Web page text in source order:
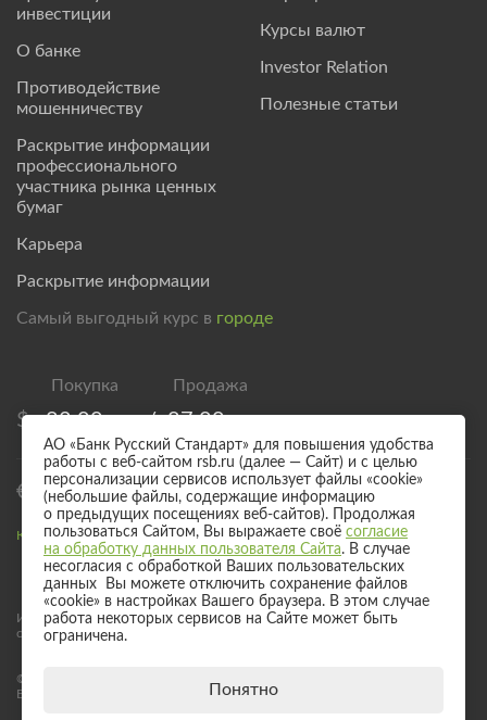
инвестиции
О банке
Противодействие
мошенничеству
Раскрытие информации
профессионального
участника рынка ценных
бумаг
Карьера
Раскрытие информации
Курсы валют
Investor Relation
Полезные статьи
Самый выгодный курс в городе
$ 82,00 / 87,00
€ 94,00 / 99,00
Курс валют для безналичного обмена
Информация о процентных ставках по договорам банковского вклада
с физическими лицами
© 2017 - 2026 АО «Банк Русский Стандарт». Универсальная лицензия
Банка России № 2289 выдана бессрочно 04 сентября 2024 года.
АО «Банк Русский Стандарт» для повышения удобства
работы с веб-сайтом rsb.ru (далее — Сайт) и с целью
персонализации сервисов использует файлы «cookie»
(небольшие файлы, содержащие информацию
о предыдущих посещениях веб-сайтов). Продолжая
пользоваться Сайтом, Вы выражаете своё согласие
на обработку данных пользователя Сайта. В случае
несогласия с обработкой Ваших пользовательских
данных Вы можете отключить сохранение файлов
«cookie» в настройках Вашего браузера. В этом случае
работа некоторых сервисов на Сайте может быть
ограничена.
Понятно